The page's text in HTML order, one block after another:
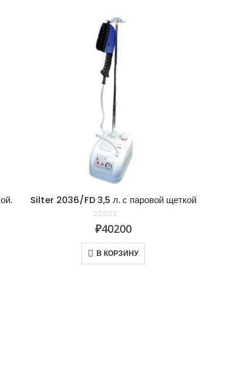
Silter 2036/FD 3,5 л. с паровой щеткой
0из 5
₽40200
В КОРЗИНУ